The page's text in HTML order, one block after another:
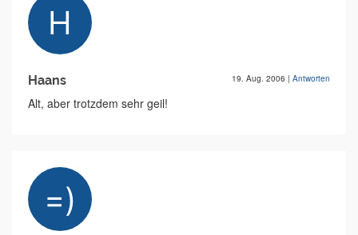
Haans 19. Aug. 2006 | Antworten
Alt, aber trotzdem sehr geil!